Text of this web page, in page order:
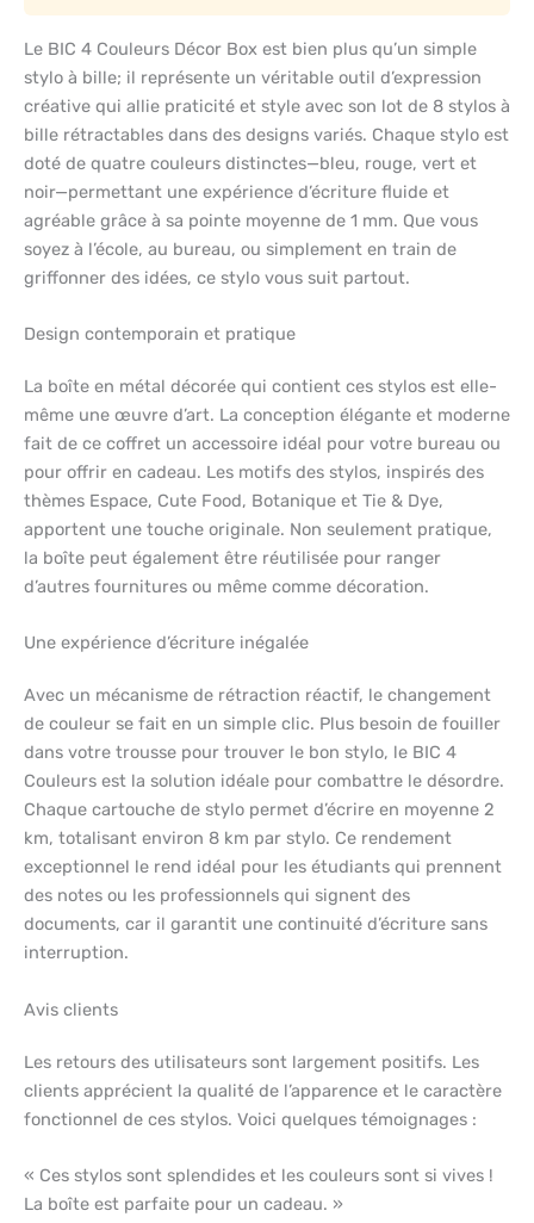
Le BIC 4 Couleurs Décor Box est bien plus qu’un simple
stylo à bille; il représente un véritable outil d’expression
créative qui allie praticité et style avec son lot de 8 stylos à
bille rétractables dans des designs variés. Chaque stylo est
doté de quatre couleurs distinctes—bleu, rouge, vert et
noir—permettant une expérience d’écriture fluide et
agréable grâce à sa pointe moyenne de 1 mm. Que vous
soyez à l’école, au bureau, ou simplement en train de
griffonner des idées, ce stylo vous suit partout.
Design contemporain et pratique
La boîte en métal décorée qui contient ces stylos est elle-
même une œuvre d’art. La conception élégante et moderne
fait de ce coffret un accessoire idéal pour votre bureau ou
pour offrir en cadeau. Les motifs des stylos, inspirés des
thèmes Espace, Cute Food, Botanique et Tie & Dye,
apportent une touche originale. Non seulement pratique,
la boîte peut également être réutilisée pour ranger
d’autres fournitures ou même comme décoration.
Une expérience d’écriture inégalée
Avec un mécanisme de rétraction réactif, le changement
de couleur se fait en un simple clic. Plus besoin de fouiller
dans votre trousse pour trouver le bon stylo, le BIC 4
Couleurs est la solution idéale pour combattre le désordre.
Chaque cartouche de stylo permet d’écrire en moyenne 2
km, totalisant environ 8 km par stylo. Ce rendement
exceptionnel le rend idéal pour les étudiants qui prennent
des notes ou les professionnels qui signent des
documents, car il garantit une continuité d’écriture sans
interruption.
Avis clients
Les retours des utilisateurs sont largement positifs. Les
clients apprécient la qualité de l’apparence et le caractère
fonctionnel de ces stylos. Voici quelques témoignages :
« Ces stylos sont splendides et les couleurs sont si vives !
La boîte est parfaite pour un cadeau. »